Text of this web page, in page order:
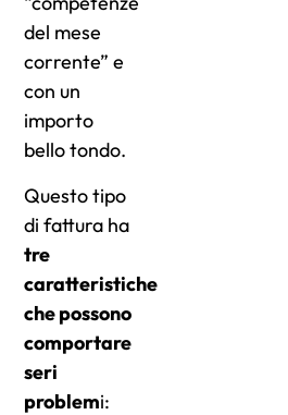
del mese
corrente” e
con un
importo
bello tondo.
Questo tipo
di fattura ha
tre
caratteristiche
che possono
comportare
seri
problemi: